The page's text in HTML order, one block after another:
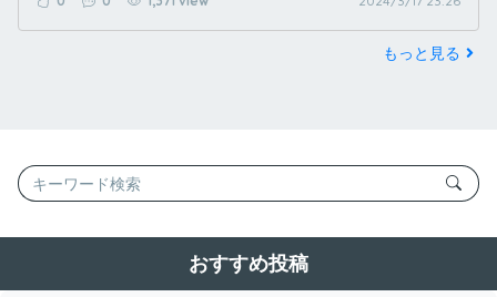
もっと見る
おすすめ投稿